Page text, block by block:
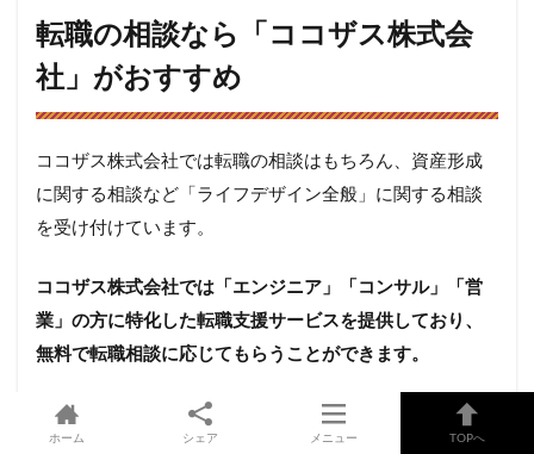
転職の相談なら「ココザス株式会
社」がおすすめ
ココザス株式会社では転職の相談はもちろん、資産形成
に関する相談など「ライフデザイン全般」に関する相談
を受け付けています。
ココザス株式会社では「エンジニア」「コンサル」「営
業」の方に特化した転職支援サービスを提供しており、
無料で転職相談に応じてもらうことができます。
また、転職相談以外にもファイナンシャルプランナーへ
の相談や住宅相談など「お金」に関する幅広い相談を受
ホーム シェア メニュー TOPへ